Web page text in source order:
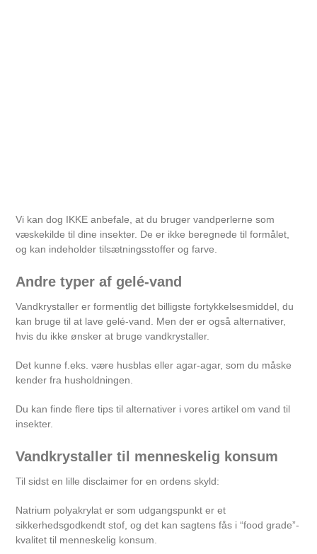
Vi kan dog IKKE anbefale, at du bruger vandperlerne som
væskekilde til dine insekter. De er ikke beregnede til formålet,
og kan indeholder tilsætningsstoffer og farve.
Andre typer af gelé-vand
Vandkrystaller er formentlig det billigste fortykkelsesmiddel, du
kan bruge til at lave gelé-vand. Men der er også alternativer,
hvis du ikke ønsker at bruge vandkrystaller.
Det kunne f.eks. være husblas eller agar-agar, som du måske
kender fra husholdningen.
Du kan finde flere tips til alternativer i voresartikel om vand til
insekter.
Vandkrystaller til menneskelig konsum
Til sidst en lille disclaimer for en ordens skyld:
Natrium polyakrylat er som udgangspunkt er et
sikkerhedsgodkendt stof, og det kan sagtens fås i “food grade”-
kvalitet til menneskelig konsum.